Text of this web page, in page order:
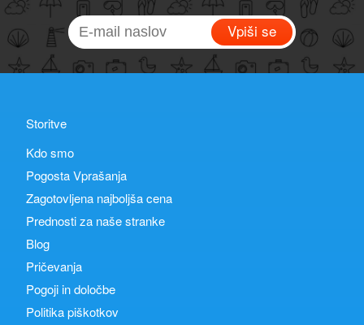
Vpiši se
Storitve
Kdo smo
Pogosta Vprašanja
Zagotovljena najboljša cena
Prednosti za naše stranke
Blog
Pričevanja
Pogoji in določbe
Politika piškotkov